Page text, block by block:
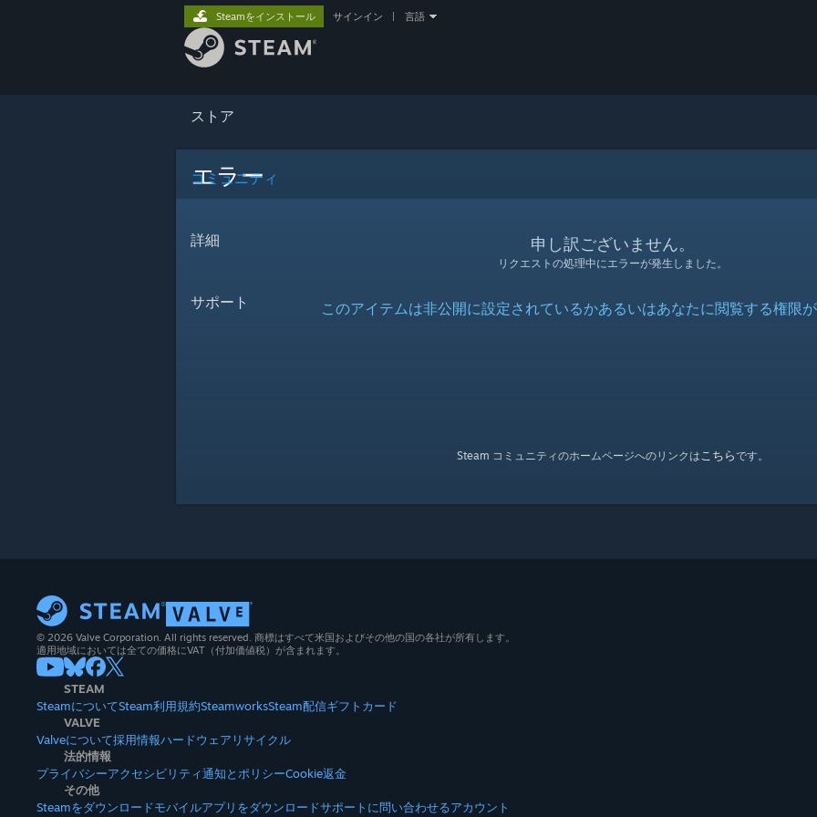
ストア
コミュニティ
詳細
サポート
Steamをインストール サインイン 言語
エラー
申し訳ございません。
リクエストの処理中にエラーが発生しました。
このアイテムは非公開に設定されているかあるいはあなたに閲覧する権限が
Steam コミュニティのホームページへのリンクは こちらです。
© 2026 Valve Corporation. All rights reserved. 商標はすべて米国およびその他の国の各社が所有します。
適用地域においては全ての価格にVAT（付加価値税）が含まれます。
STEAM
SteamについてSteam利用規約SteamworksSteam配信ギフトカード
VALVE
Valveについて採用情報ハードウェア リサイクル
法的情報
プライバシーアクセシビリティ通知とポリシーCookie返金
その他
Steamをダウンロードモバイルアプリをダウンロードサポートに問い合わせるアカウント